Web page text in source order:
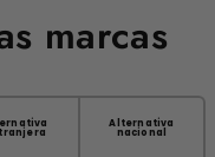
marcas
Alternativa
nacional